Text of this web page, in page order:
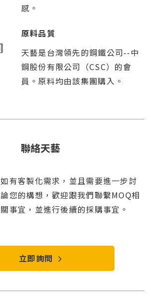
感。
原料品質
天藝是台灣領先的鋼鐵公司--中
鋼股份有限公司（CSC）的會
員。原料均由該集團購入。
聯絡天藝
如有客製化需求，並且需要進一步討
論您的構想，歡迎跟我們聯繫MOQ相
關事宜，並進行後續的採購事宜。
立即詢問